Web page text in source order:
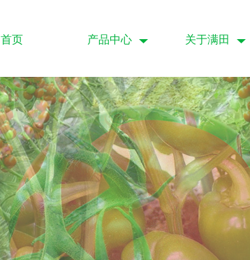
首页 产品中心 关于满田